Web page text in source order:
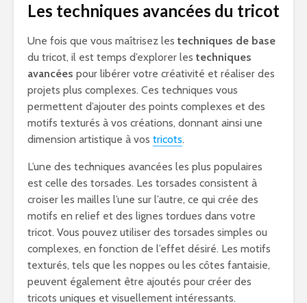
Les techniques avancées du tricot
Une fois que vous maîtrisez les techniques de base
du tricot, il est temps d’explorer les techniques
avancées pour libérer votre créativité et réaliser des
projets plus complexes. Ces techniques vous
permettent d’ajouter des points complexes et des
motifs texturés à vos créations, donnant ainsi une
dimension artistique à vos tricots.
L’une des techniques avancées les plus populaires
est celle des torsades. Les torsades consistent à
croiser les mailles l’une sur l’autre, ce qui crée des
motifs en relief et des lignes tordues dans votre
tricot. Vous pouvez utiliser des torsades simples ou
complexes, en fonction de l’effet désiré. Les motifs
texturés, tels que les noppes ou les côtes fantaisie,
peuvent également être ajoutés pour créer des
tricots uniques et visuellement intéressants.